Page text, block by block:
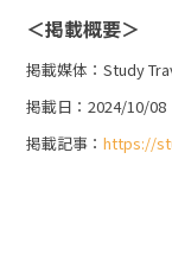
＜掲載概要＞
掲載媒体
Study
掲載日
2024/10/08
掲載記事
https://